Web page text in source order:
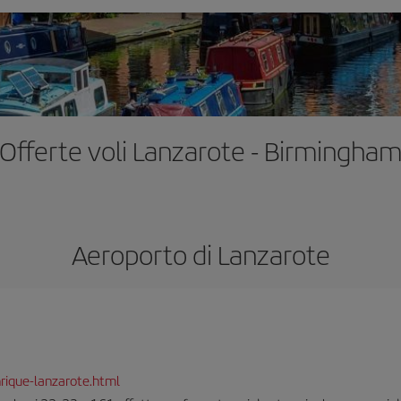
Offerte voli Lanzarote - Birmingham
Aeroporto di Lanzarote
lanzarote.html